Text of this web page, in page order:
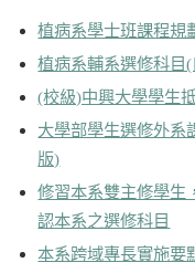
植病系學士班課程規
植病系輔系選修科目
(校級)中興大學學生
大學部學生選修外系
版)
修習本系雙主修學生
認本系之選修科目
本系跨域專長實施要